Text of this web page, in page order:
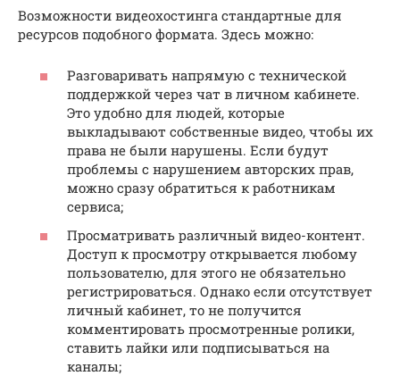
Возможности видеохостинга стандартные для
ресурсов подобного формата. Здесь можно:
Разговаривать напрямую с технической
поддержкой через чат в личном кабинете.
Это удобно для людей, которые
выкладывают собственные видео, чтобы их
права не были нарушены. Если будут
проблемы с нарушением авторских прав,
можно сразу обратиться к работникам
сервиса;
Просматривать различный видео-контент.
Доступ к просмотру открывается любому
пользователю, для этого не обязательно
регистрироваться. Однако если отсутствует
личный кабинет, то не получится
комментировать просмотренные ролики,
ставить лайки или подписываться на
каналы;